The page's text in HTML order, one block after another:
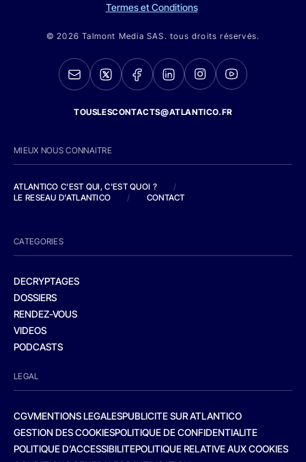
Termes et Conditions
© 2026 Talmont Media SAS. tous droits réservés.
TOUSLESCONTACTS@ATLANTICO.FR
MIEUX NOUS CONNAITRE
ATLANTICO C'EST QUI, C'EST QUOI ?
/
LE RESEAU D'ATLANTICO
/ CONTACT
CATEGORIES
DECRYPTAGES
DOSSIERS
RENDEZ-VOUS
VIDEOS
PODCASTS
LEGAL
CGVMENTIONS LEGALESPUBLICITE SUR ATLANTICO
GESTION DES COOKIESPOLITIQUE DE CONFIDENTIALITE
POLITIQUE D’ACCESSIBILITEPOLITIQUE RELATIVE AUX COOKIES